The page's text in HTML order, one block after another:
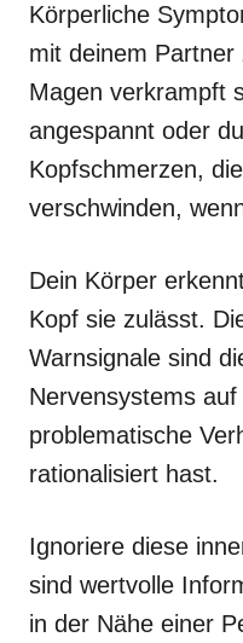
Körperliche
mit deinem
Magen verkrampft
angespannt oder
Kopfschmerzen,
verschwinden,
Dein Körper
Kopf sie zulässt.
Warnsignale sind
Nervensystems
problematische
rationalisiert hast.
Ignoriere diese
sind wertvolle
in der Nähe einer